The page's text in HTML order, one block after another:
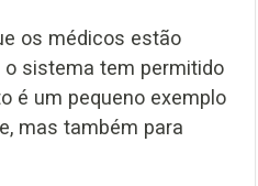
os médicos estão
sistema tem permitido
é um pequeno exemplo
mas também para